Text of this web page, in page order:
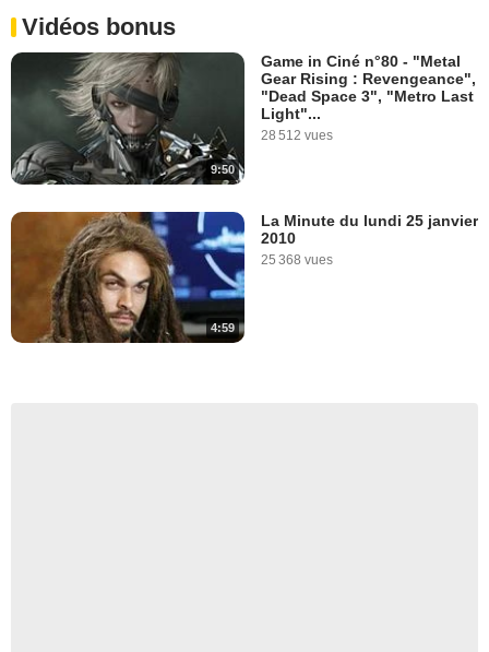
Vidéos bonus
9:50
Game in Ciné n°80 - "Metal
Gear Rising : Revengeance",
"Dead Space 3", "Metro Last
Light"...
28 512 vues
4:59
La Minute du lundi 25 janvier
2010
25 368 vues